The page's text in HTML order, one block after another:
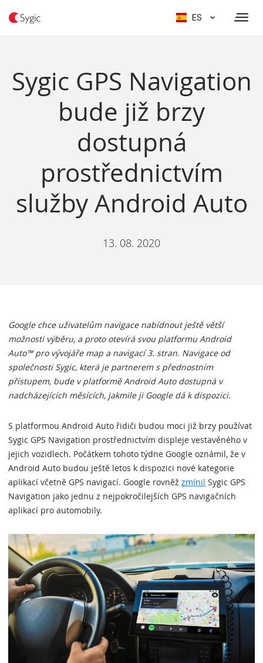
ES
Sygic GPS Navigation
bude již brzy
dostupná
prostřednictvím
služby Android Auto
13. 08. 2020
Google chce uživatelům navigace nabídnout ještě větší
možnosti výběru, a proto otevírá svou platformu Android
Auto™ pro vývojáře map a navigací 3. stran. Navigace od
společnosti Sygic, která je partnerem s přednostním
přístupem, bude v platformě Android Auto dostupná v
nadcházejících měsících, jakmile ji Google dá k dispozici.
S platformou Android Auto řidiči budou moci již brzy používat
Sygic GPS Navigation prostřednictvím displeje vestavěného v
jejich vozidlech. Počátkem tohoto týdne Google oznámil, že v
Android Auto budou ještě letos k dispozici nové kategorie
aplikací včetně GPS navigací. Google rovněž zmínil Sygic GPS
Navigation jako jednu z nejpokročilejších GPS navigačních
aplikací pro automobily.